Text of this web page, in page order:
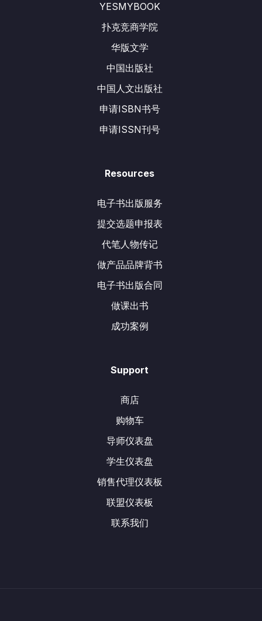
YESMYBOOK
扑克竞商学院
华版文学
中国出版社
中国人文出版社
申请ISBN书号
申请ISSN刊号
Resources
电子书出版服务
提交选题申报表
代笔人物传记
做产品品牌背书
电子书出版合同
做课出书
成功案例
Support
商店
购物车
导师仪表盘
学生仪表盘
销售代理仪表板
联盟仪表板
联系我们